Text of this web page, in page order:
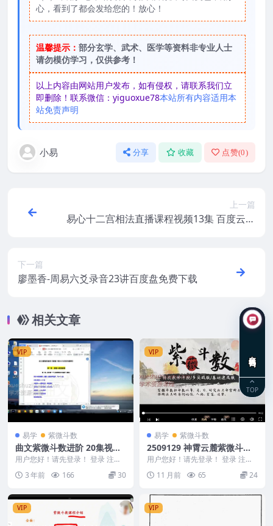
心，看到了都会发给您的！放心！
温馨提示： 部分玄学、武术、医学等资料非专业人士
请勿模仿学习，仅供参考！
以上内容由网站用户发布，如有侵权，请联系我们立
即删除！联系微信：yiguoxue78本站所有内容适用本
站免责声明
小易 分享 收藏 点赞(0)
上一篇
易心十二宫相法直播课程视频13集 百度云下
下一篇
廖墨香-周易六爻录音23讲百度盘免费下载
相关文章
VIP
易学 紫微斗数
曲文紫微斗数进阶 20集视频
课程 百度网盘分享下载
用户您好！请先登录！ 登录 注册
《曲文紫微斗数进阶》20集 进阶
课程20集视频...
3 年前 166 30
VIP
易学 紫微斗数
2509129 神霄云麓紫微斗数
一期+二期实战视频合集Y
用户您好！请先登录！ 登录 注册
神霄云麓紫微斗数一期+二期实战
视频合集Y 25...
11 月前 65 24
VIP VIP
TOP